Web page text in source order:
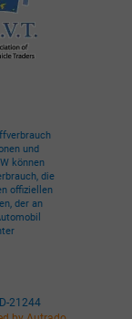
und
können
die
offiziellen
der an
D-21244